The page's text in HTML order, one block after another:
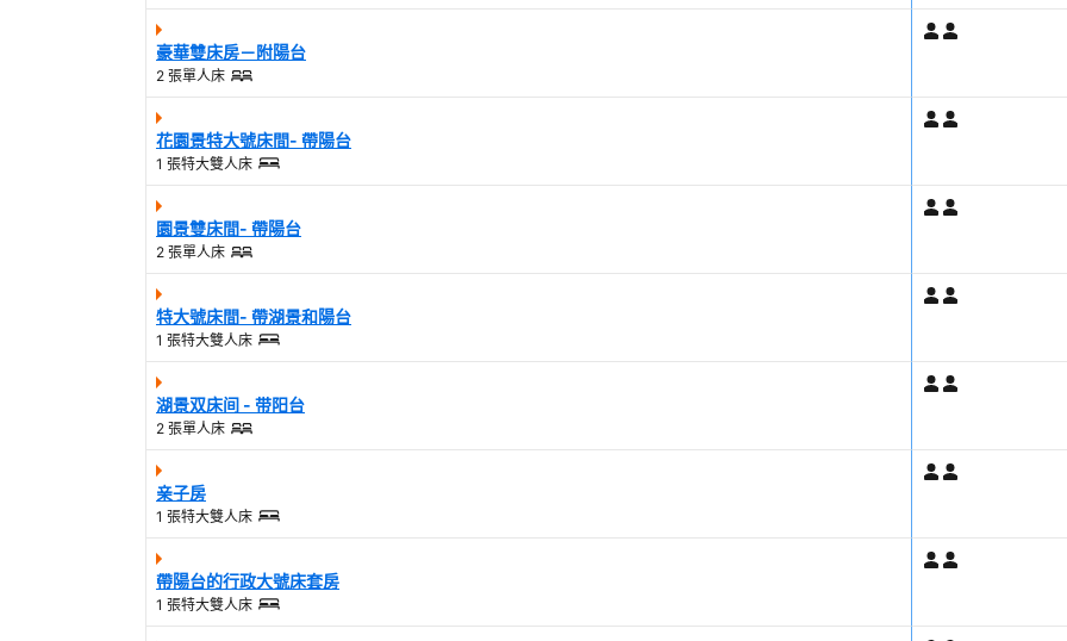
豪華雙床房－附陽台
2 張單人床
花園景特大號床間- 帶陽台
1 張特大雙人床
園景雙床間- 帶陽台
2 張單人床
特大號床間- 帶湖景和陽台
1 張特大雙人床
湖景双床间 - 带阳台
2 張單人床
亲子房
1 張特大雙人床
帶陽台的行政大號床套房
1 張特大雙人床